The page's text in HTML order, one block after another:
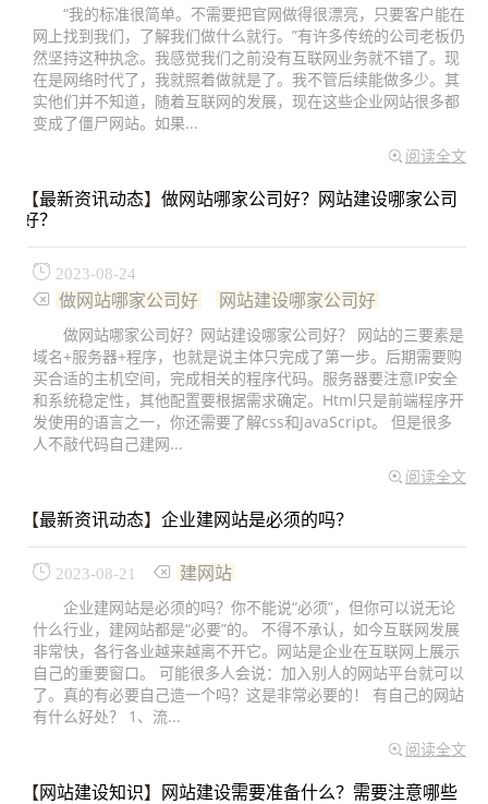
“我的标准很简单。不需要把官网做得很漂亮，只要客户能在
网上找到我们，了解我们做什么就行。”有许多传统的公司老板仍
然坚持这种执念。我感觉我们之前没有互联网业务就不错了。现
在是网络时代了，我就照着做就是了。我不管后续能做多少。其
实他们并不知道，随着互联网的发展，现在这些企业网站很多都
变成了僵尸网站。如果...
阅读全文
【最新资讯动态】 做网站哪家公司好？网站建设哪家公司
好？
2023-08-24
做网站哪家公司好 网站建设哪家公司好
做网站哪家公司好？网站建设哪家公司好？ 网站的三要素是
域名+服务器+程序，也就是说主体只完成了第一步。后期需要购
买合适的主机空间，完成相关的程序代码。服务器要注意IP安全
和系统稳定性，其他配置要根据需求确定。Html只是前端程序开
发使用的语言之一，你还需要了解css和JavaScript。 但是很多
人不敲代码自己建网...
阅读全文
【最新资讯动态】 企业建网站是必须的吗？
2023-08-21 建网站
企业建网站是必须的吗？你不能说“必须”，但你可以说无论
什么行业，建网站都是“必要”的。 不得不承认，如今互联网发展
非常快，各行各业越来越离不开它。网站是企业在互联网上展示
自己的重要窗口。 可能很多人会说：加入别人的网站平台就可以
了。真的有必要自己造一个吗？这是非常必要的！ 有自己的网站
有什么好处？ 1、流...
阅读全文
【网站建设知识】 网站建设需要准备什么？需要注意哪些